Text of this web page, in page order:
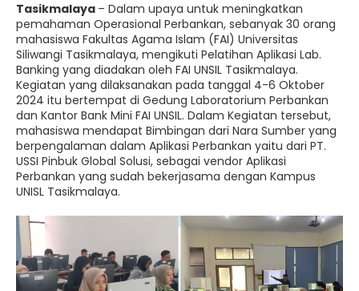
Tasikmalaya – Dalam upaya untuk meningkatkan
pemahaman Operasional Perbankan, sebanyak 30 orang
mahasiswa Fakultas Agama Islam (FAI) Universitas
Siliwangi Tasikmalaya, mengikuti Pelatihan Aplikasi Lab.
Banking yang diadakan oleh FAI UNSIL Tasikmalaya.
Kegiatan yang dilaksanakan pada tanggal 4-6 Oktober
2024 itu bertempat di Gedung Laboratorium Perbankan
dan Kantor Bank Mini FAI UNSIL. Dalam Kegiatan tersebut,
mahasiswa mendapat Bimbingan dari Nara Sumber yang
berpengalaman dalam Aplikasi Perbankan yaitu dari PT.
USSI Pinbuk Global Solusi, sebagai vendor Aplikasi
Perbankan yang sudah bekerjasama dengan Kampus
UNISL Tasikmalaya.